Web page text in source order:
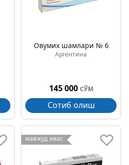
Овумих шамлари № 6
Аргентина
145 000 СЎМ
Сотиб олиш
мавжуд эмас